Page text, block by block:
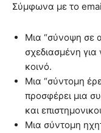
Σύμφωνα με το
Μια “σύνοψη σε
σχεδιασμένη
κοινό.
Μια “σύντομη
προσφέρει μια
και
Μια σύντομη